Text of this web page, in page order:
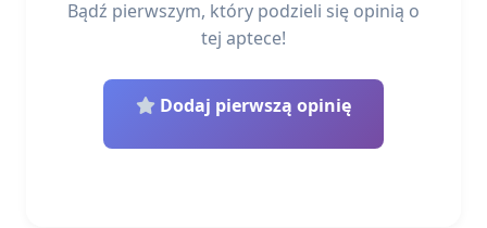
Bądź pierwszym, który podzieli się opinią o
tej aptece!
Dodaj pierwszą opinię